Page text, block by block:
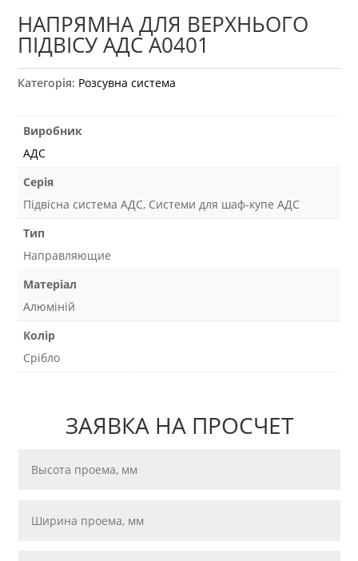
НАПРЯМНА ДЛЯ ВЕРХНЬОГО
ПІДВІСУ АДС А0401
Категорія: Розсувна система
Виробник
АДС
Серія
Підвісна система АДС, Системи для шаф-купе АДС
Тип
Направляющие
Матеріал
Алюміній
Колір
Срібло
ЗАЯВКА НА ПРОСЧЕТ